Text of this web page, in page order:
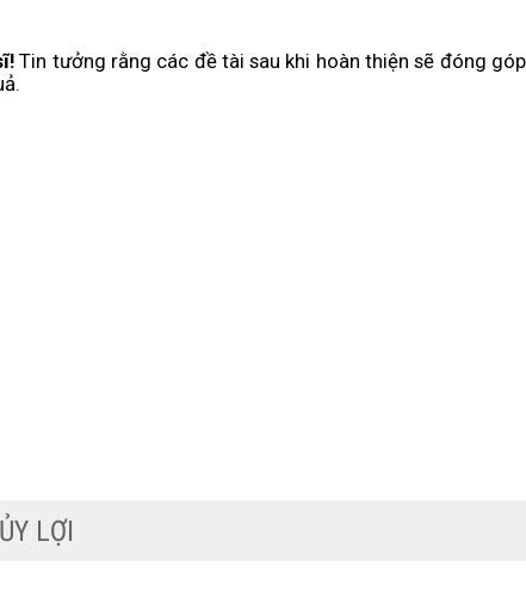
Tin tưởng rằng các đề tài sau khi hoàn thiện sẽ đóng góp
THỦY LỢI